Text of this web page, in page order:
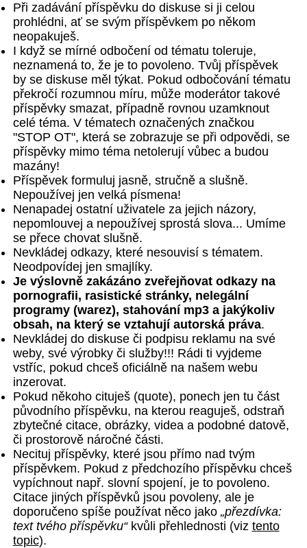
Při zadávání příspěvku do diskuse si ji celou
prohlédni, ať se svým příspěvkem po někom
neopakuješ.
I když se mírné odbočení od tématu toleruje,
neznamená to, že je to povoleno. Tvůj příspěvek
by se diskuse měl týkat. Pokud odbočování tématu
překročí rozumnou míru, může moderátor takové
příspěvky smazat, případně rovnou uzamknout
celé téma. V tématech označených značkou
"STOP OT", která se zobrazuje se při odpovědi, se
příspěvky mimo téma netolerují vůbec a budou
mazány!
Příspěvek formuluj jasně, stručně a slušně.
Nepoužívej jen velká písmena!
Nenapadej ostatní uživatele za jejich názory,
nepomlouvej a nepoužívej sprostá slova... Umíme
se přece chovat slušně.
Nevkládej odkazy, které nesouvisí s tématem.
Neodpovídej jen smajlíky.
Je výslovně zakázáno zveřejňovat odkazy na
pornografii, rasistické stránky, nelegální
programy (warez), stahování mp3 a jakýkoliv
obsah, na který se vztahují autorská práva.
Nevkládej do diskuse či podpisu reklamu na své
weby, své výrobky či služby!!! Rádi ti vyjdeme
vstříc, pokud chceš oficiálně na našem webu
inzerovat.
Pokud někoho cituješ (quote), ponech jen tu část
původního příspěvku, na kterou reaguješ, odstraň
zbytečné citace, obrázky, videa a podobné datově,
či prostorově náročné části.
Necituj příspěvky, které jsou přímo nad tvým
příspěvkem. Pokud z předchozího příspěvku chceš
vypíchnout např. slovní spojení, je to povoleno.
Citace jiných příspěvků jsou povoleny, ale je
doporučeno spíše používat něco jako „přezdívka:
text tvého příspěvku“kvůli přehlednosti (viz tento
topic).